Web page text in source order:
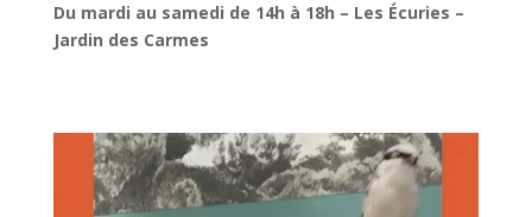
Du mardi au samedi de 14h à 18h – Les Écuries –
Jardin des Carmes